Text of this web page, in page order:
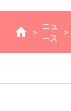
home
> ニュ
ース
>